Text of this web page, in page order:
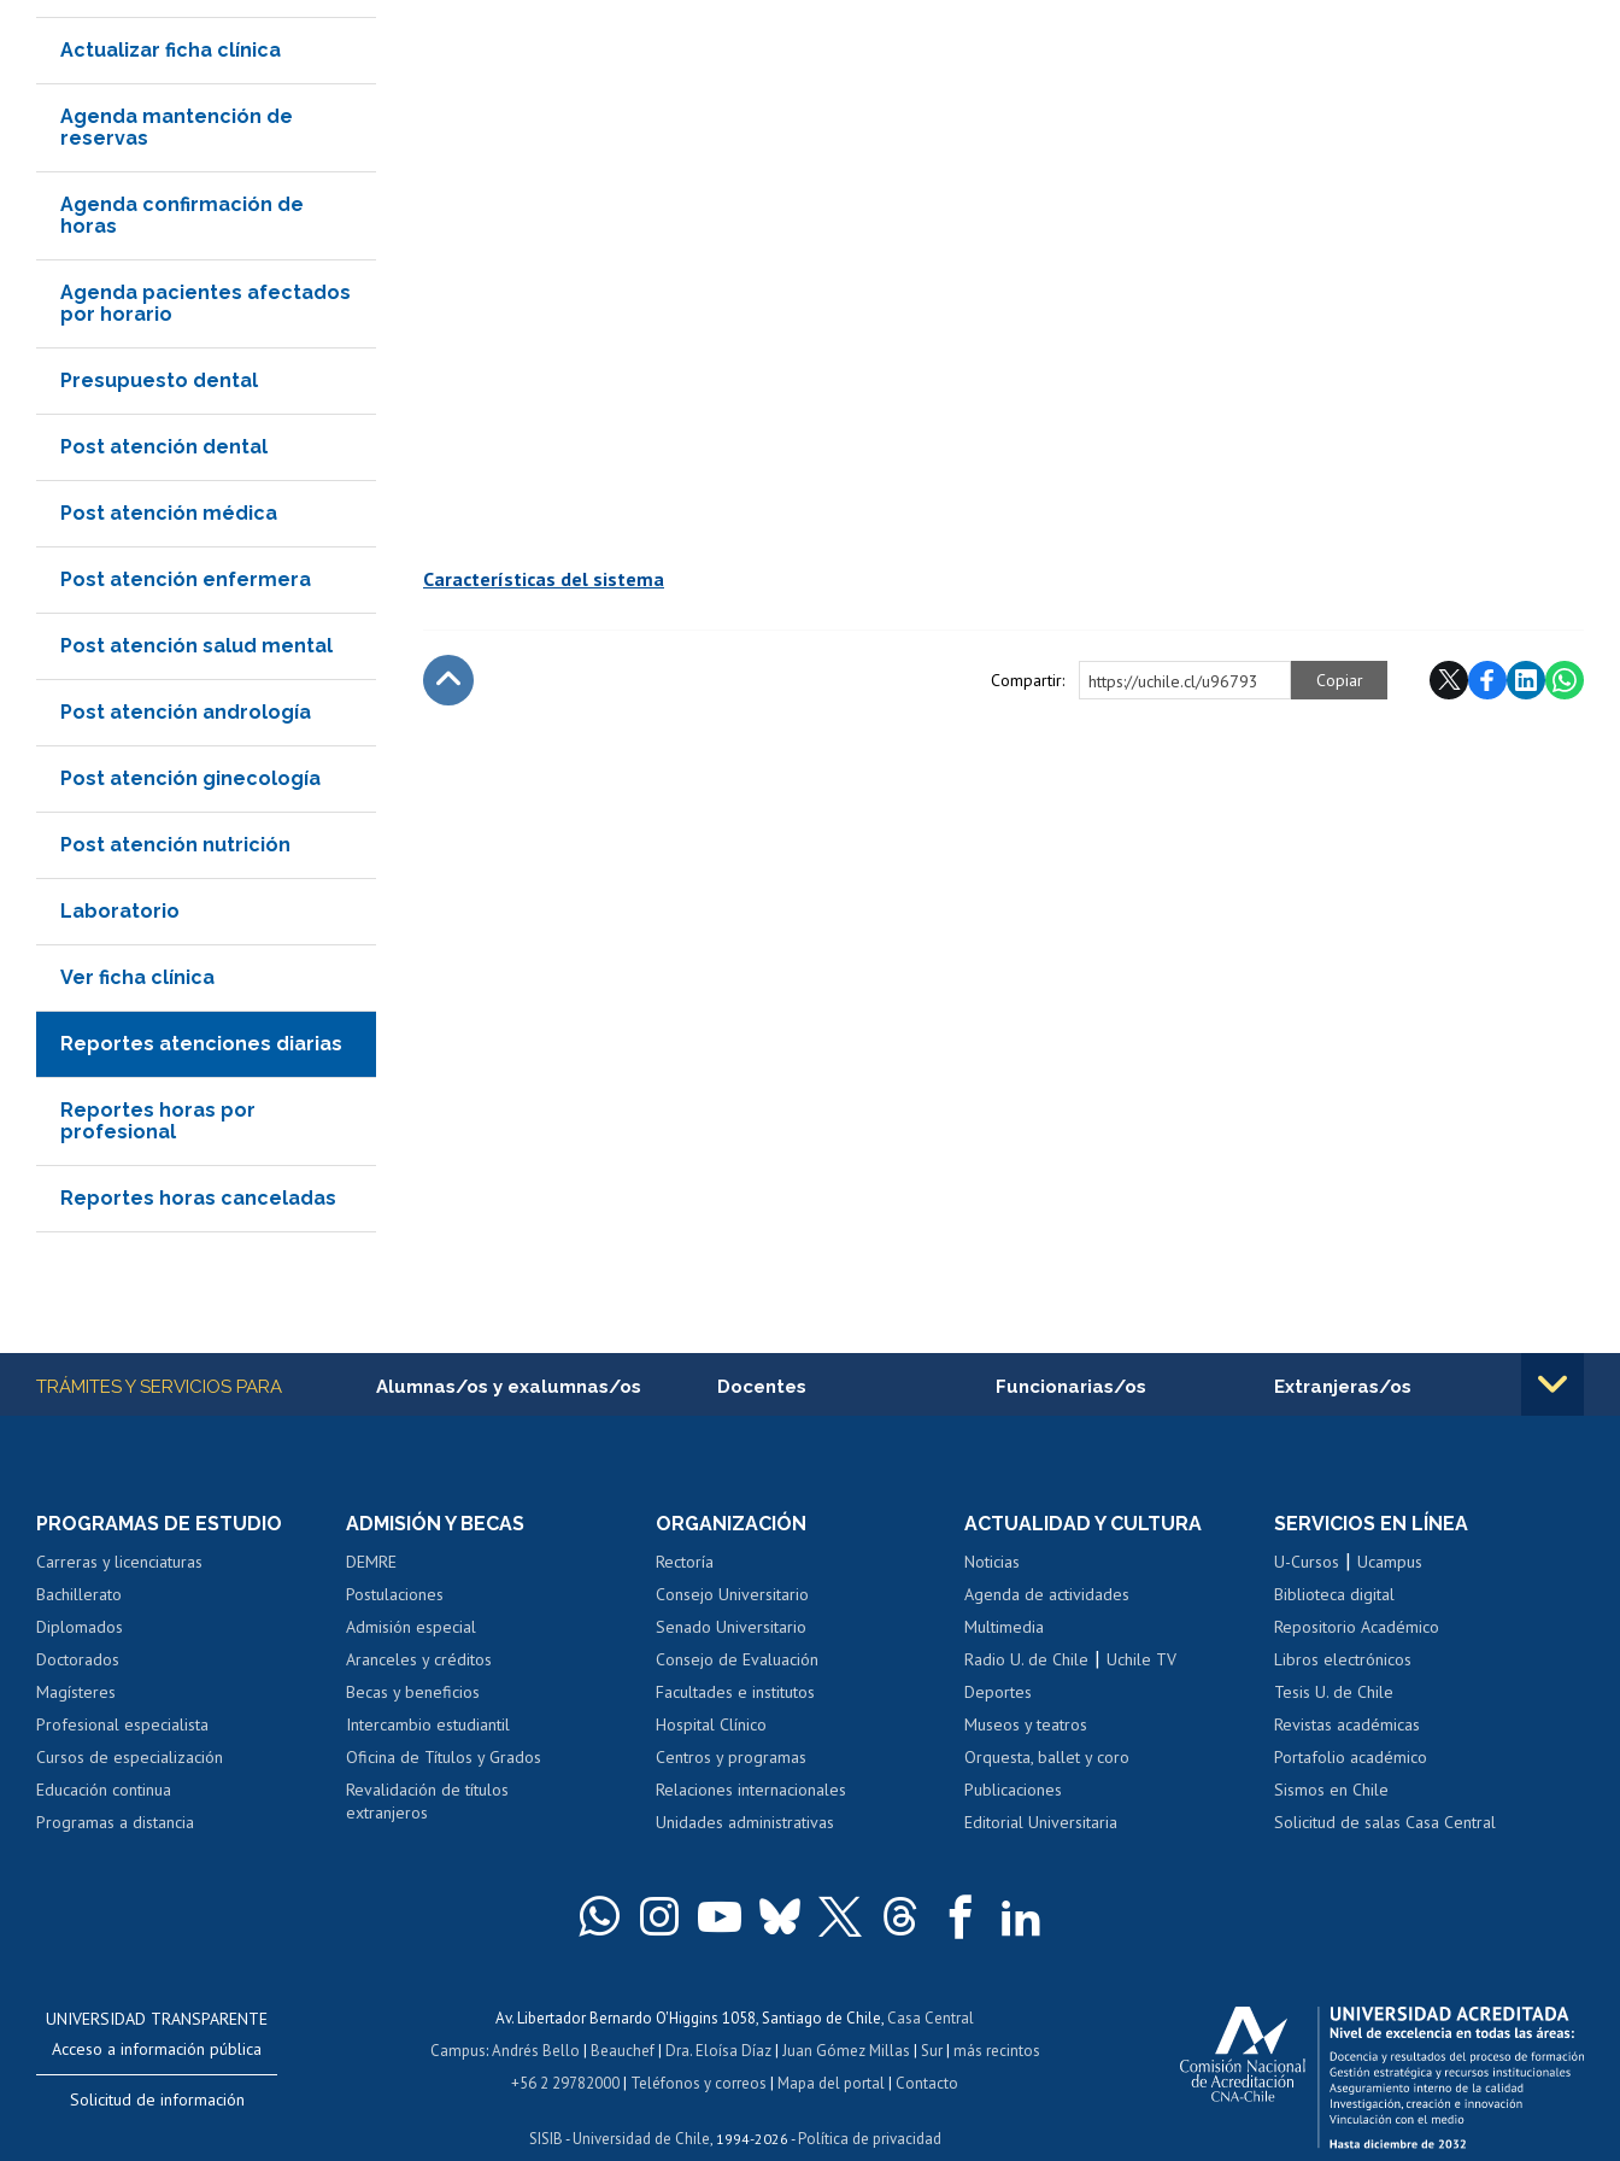
Actualizar ficha clínica
Agenda mantención de
reservas
Agenda confirmación de
horas
Agenda pacientes afectados
por horario
Presupuesto dental
Post atención dental
Post atención médica
Post atención enfermera
Post atención salud mental
Post atención andrología
Post atención ginecología
Post atención nutrición
Laboratorio
Ver ficha clínica
Reportes atenciones diarias
Reportes horas por
profesional
Reportes horas canceladas
Características del sistema
Compartir: https://uchile.cl/u96793 Copiar
Más información
TRÁMITES Y SERVICIOS PARA Alumnas/os y exalumnas/os
Servicio médico y dental
Pago de arancel y crédito alumnos
Pago de arancel y crédito exalumnos
Certificado de títulos y grados
Docentes
Perfeccionamiento
Evaluación docente
Calificación académica
Postulación al AUCAI
Funcionarias/os
Portal de movilidad interna
Certificado de renta
Certificado de renta
Extranjeras/os
Cursos de español
Mi Uchile Ayuda tecnológica Tarjeta TUI Acoso laboral, sexual y violencia Denuncias administrativas
PROGRAMAS DE ESTUDIO
Carreras y licenciaturas
Bachillerato
Diplomados
Doctorados
Magísteres
Profesional especialista
Cursos de especialización
Educación continua
Programas a distancia
ADMISIÓN Y BECAS
DEMRE
Postulaciones
Admisión especial
Aranceles y créditos
Becas y beneficios
Intercambio estudiantil
Oficina de Títulos y Grados
Revalidación de títulos
extranjeros
ORGANIZACIÓN
Rectoría
Consejo Universitario
Senado Universitario
Consejo de Evaluación
Facultades e institutos
Hospital Clínico
Centros y programas
Relaciones internacionales
Unidades administrativas
ACTUALIDAD Y CULTURA
Noticias
Agenda de actividades
Multimedia
Radio U. de Chile |Uchile TV
Deportes
Museos y teatros
Orquesta, ballet y coro
Publicaciones
Editorial Universitaria
SERVICIOS EN LÍNEA
U-Cursos |Ucampus
Biblioteca digital
Repositorio Académico
Libros electrónicos
Tesis U. de Chile
Revistas académicas
Portafolio académico
Sismos en Chile
Solicitud de salas Casa Central
UNIVERSIDAD TRANSPARENTE
Acceso a información pública
Solicitud de información
Av. Libertador Bernardo O'Higgins 1058, Santiago de Chile, Casa Central
Campus:Andrés Bello | Beauchef| Dra. Eloísa Díaz| Juan Gómez Millas | Sur| más recintos
+56 2 29782000| Teléfonos y correos |Mapa del portal| Contacto
SISIB -Universidad de Chile , 1994-2026 -Política de privacidad